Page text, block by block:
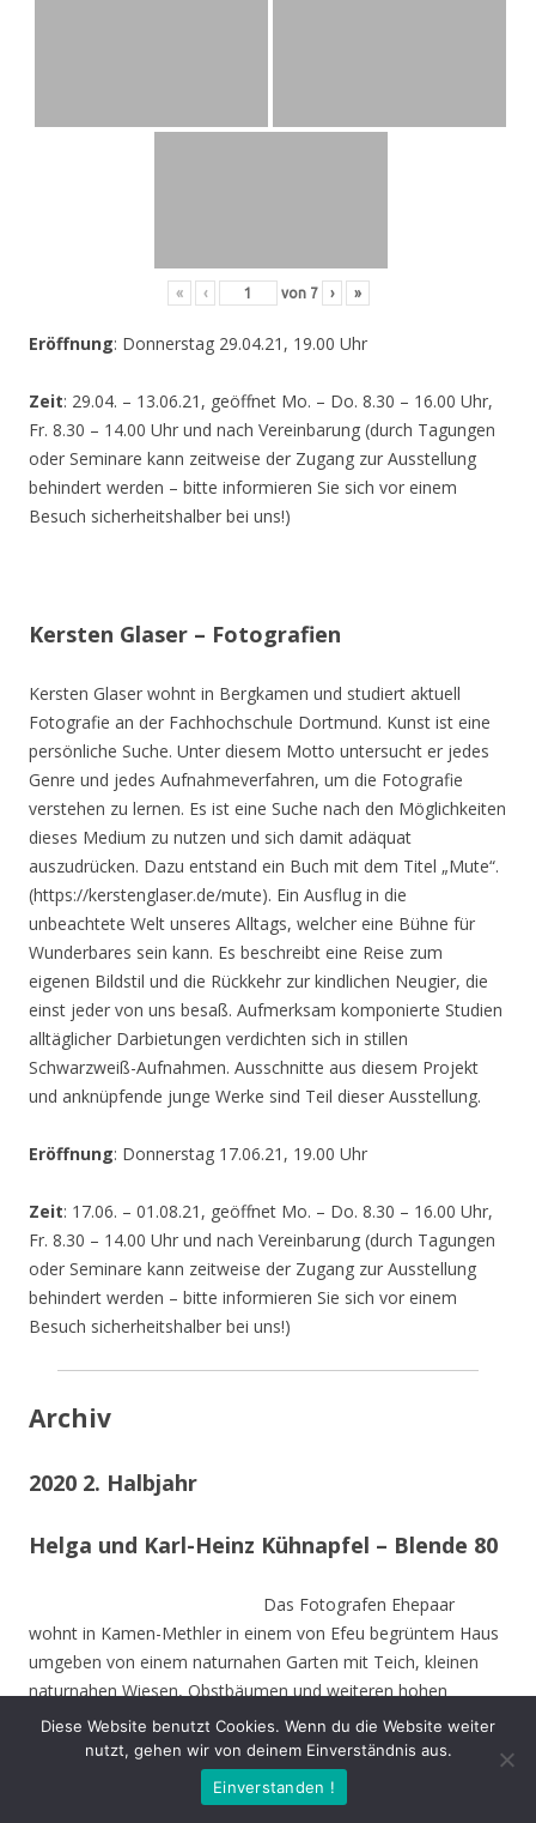
« ‹ von 7 › »
Eröffnung: Donnerstag 29.04.21, 19.00 Uhr
Zeit: 29.04. – 13.06.21, geöffnet Mo. – Do. 8.30 – 16.00 Uhr,
Fr. 8.30 – 14.00 Uhr und nach Vereinbarung (durch Tagungen
oder Seminare kann zeitweise der Zugang zur Ausstellung
behindert werden – bitte informieren Sie sich vor einem
Besuch sicherheitshalber bei uns!)
Kersten Glaser – Fotografien
Kersten Glaser wohnt in Bergkamen und studiert aktuell
Fotografie an der Fachhochschule Dortmund. Kunst ist eine
persönliche Suche. Unter diesem Motto untersucht er jedes
Genre und jedes Aufnahmeverfahren, um die Fotografie
verstehen zu lernen. Es ist eine Suche nach den Möglichkeiten
dieses Medium zu nutzen und sich damit adäquat
auszudrücken. Dazu entstand ein Buch mit dem Titel „Mute“.
(https://kerstenglaser.de/mute). Ein Ausflug in die
unbeachtete Welt unseres Alltags, welcher eine Bühne für
Wunderbares sein kann. Es beschreibt eine Reise zum
eigenen Bildstil und die Rückkehr zur kindlichen Neugier, die
einst jeder von uns besaß. Aufmerksam komponierte Studien
alltäglicher Darbietungen verdichten sich in stillen
Schwarzweiß-Aufnahmen. Ausschnitte aus diesem Projekt
und anknüpfende junge Werke sind Teil dieser Ausstellung.
Eröffnung: Donnerstag 17.06.21, 19.00 Uhr
Zeit: 17.06. – 01.08.21, geöffnet Mo. – Do. 8.30 – 16.00 Uhr,
Fr. 8.30 – 14.00 Uhr und nach Vereinbarung (durch Tagungen
oder Seminare kann zeitweise der Zugang zur Ausstellung
behindert werden – bitte informieren Sie sich vor einem
Besuch sicherheitshalber bei uns!)
Archiv
2020 2. Halbjahr
Helga und Karl-Heinz Kühnapfel – Blende 80
Das Fotografen Ehepaar
wohnt in Kamen-Methler in einem von Efeu begrüntem Haus
umgeben von einem naturnahen Garten mit Teich, kleinen
naturnahen Wiesen, Obstbäumen und weiteren hohen
Bäumen. Die Stämme der von Stürmen gefällten Bäume sind
zu Teilen im Garten integriert und dienen vielen Insekten und
Vögeln als Nahrungs-und Brutstätte.
Diese Website benutzt Cookies. Wenn du die Website weiter
nutzt, gehen wir von deinem Einverständnis aus.
Einverstanden !